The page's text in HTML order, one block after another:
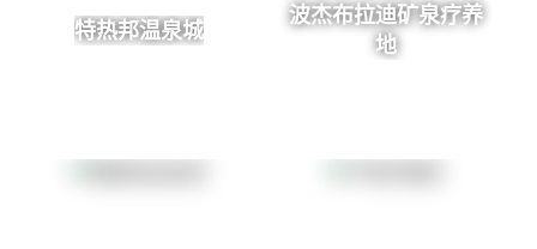
特热邦温泉城
波杰布拉迪矿泉疗养
地